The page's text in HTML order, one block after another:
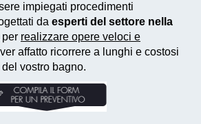
impiegati procedimenti
da esperti del settore nella
per realizzare opere veloci e
affatto ricorrere a lunghi e costosi
vostro bagno.